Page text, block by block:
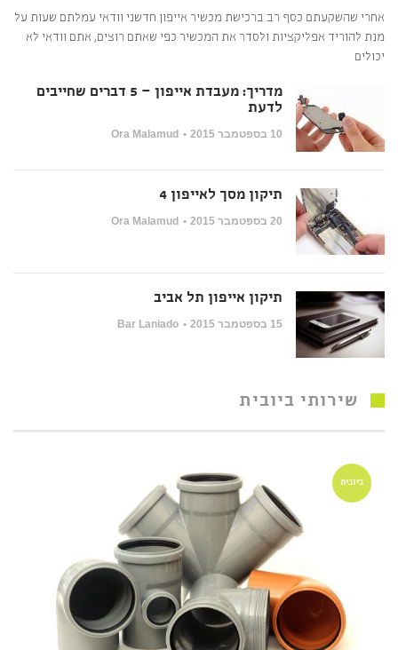
אחרי שהשקעתם כסף רב ברכישת מכשיר אייפון חדשני וודאי עמלתם שעות על
מנת להוריד אפליקציות ולסדר את המכשיר כפי שאתם רוצים, אתם וודאי לא
יכולים
מדריך: מעבדת אייפון – 5 דברים שחייבים
לדעת
10 בספטמבר 2015 Ora Malamud
תיקון מסך לאייפון 4
20 בספטמבר 2015 Ora Malamud
תיקון אייפון תל אביב
15 בספטמבר 2015 Bar Laniado
שירותי ביובית
ביובית